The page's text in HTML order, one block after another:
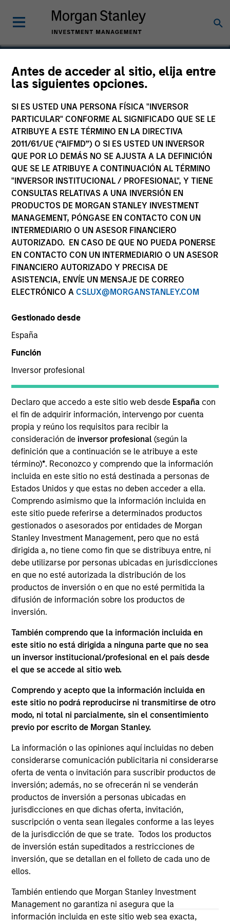
Antes de acceder al sitio, elija entre
las siguientes opciones.
SI ES USTED UNA PERSONA FÍSICA "INVERSOR
PARTICULAR" CONFORME AL SIGNIFICADO QUE SE LE
ATRIBUYE A ESTE TÉRMINO EN LA DIRECTIVA
2011/61/UE (“AIFMD”) O SI ES USTED UN INVERSOR
QUE POR LO DEMÁS NO SE AJUSTA A LA DEFINICIÓN
QUE SE LE ATRIBUYE A CONTINUACIÓN AL TÉRMINO
"INVERSOR INSTITUCIONAL / PROFESIONAL", Y TIENE
CONSULTAS RELATIVAS A UNA INVERSIÓN EN
PRODUCTOS DE MORGAN STANLEY INVESTMENT
MANAGEMENT, PÓNGASE EN CONTACTO CON UN
INTERMEDIARIO O UN ASESOR FINANCIERO
AUTORIZADO. EN CASO DE QUE NO PUEDA PONERSE
EN CONTACTO CON UN INTERMEDIARIO O UN ASESOR
FINANCIERO AUTORIZADO Y PRECISA DE
ASISTENCIA, ENVÍE UN MENSAJE DE CORREO
ELECTRÓNICO A CSLUX@MORGANSTANLEY.COM
Gestionado desde
España
Función
Inversor profesional
Declaro que accedo a este sitio web desde España con
el fin de adquirir información, intervengo por cuenta
propia y reúno los requisitos para recibir la
consideración de inversor profesional(según la
definición que a continuación se le atribuye a este
término)*. Reconozco y comprendo que la información
incluida en este sitio no está destinada a personas de
Estados Unidos y que estas no deben acceder a ella.
Comprendo asimismo que la información incluida en
este sitio puede referirse a determinados productos
gestionados o asesorados por entidades de Morgan
Stanley Investment Management, pero que no está
dirigida a, no tiene como fin que se distribuya entre, ni
debe utilizarse por personas ubicadas en jurisdicciones
en que no esté autorizada la distribución de los
productos de inversión o en que no esté permitida la
difusión de información sobre los productos de
inversión.
También comprendo que la información incluida en
este sitio no está dirigida a ninguna parte que no sea
un inversor institucional/profesional en el país desde
el que se accede al sitio web.
Comprendo y acepto que la información incluida en
este sitio no podrá reproducirse ni transmitirse de otro
modo, ni total ni parcialmente, sin el consentimiento
previo por escrito de Morgan Stanley.
La información o las opiniones aquí incluidas no deben
considerarse comunicación publicitaria ni considerarse
oferta de venta o invitación para suscribir productos de
inversión; además, no se ofrecerán ni se venderán
productos de inversión a personas ubicadas en
jurisdicciones en que dichas oferta, invitación,
suscripción o venta sean ilegales conforme a las leyes
de la jurisdicción de que se trate. Todos los productos
de inversión están supeditados a restricciones de
inversión, que se detallan en el folleto de cada uno de
ellos.
También entiendo que Morgan Stanley Investment
Management no garantiza ni asegura que la
información incluida en este sitio web sea exacta,
FastFiber
Digital
COUNTRY
Portugal
Apr 2020
FastFiber is the first and largest nationwide fiber
wholesale operator in Portugal. FastFiber was
created as a result of the demerger from PT
Portugal SGPS, S.A., which was part of the former
state-owned incumbent operator, Portugal Telecom.
Investment Team
Morgan Stanley Infrastructure Partners
As of August 21, 2025. The above is provided for
informational and educational purposes only. There is no
guarantee that the investment mentioned resulted in
positive performance (for realized holdings), or will perform
well in the future (for current holdings). The trademarks and
service marks above are the property of their respective
owners. The information on this website has not been
authorized, sponsored, or otherwise approved by such
owners. By clicking on any links shown here, you agree that
you are navigating to a third party site. We are providing
these hyperlinks to you only as a convenience and the
inclusion of any hyperlink is not and does not imply any
endorsement, approval, investigation, verification or
monitoring by us of any information contained in any
hyperlinked site. In no event shall we be responsible for the
information contained on the site or your use of such site
Morgan Stanley
Morgan Stanley Careers